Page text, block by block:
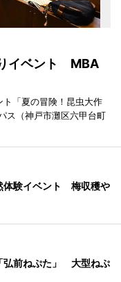
イベント MBA
「夏の冒険！昆虫大作
ス（神戸市灘区六甲台町
体験イベント 梅収穫や
弘前ねぷた」 大型ねぷ